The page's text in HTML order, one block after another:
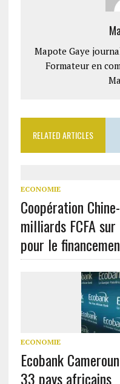
Mapote Gaye
Formateur en
RELATED ARTICLES
ECONOMIE
Coopération
milliards FCFA
pour le
ECONOMIE
Ecobank
33 pays africains